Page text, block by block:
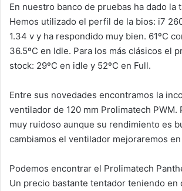
En nuestro banco de pruebas ha dado la
Hemos utilizado el perfil de la bios: i7
1.34 v y ha respondido muy bien. 61ºC
36.5ºC en Idle. Para los más clásicos el
stock: 29ºC en idle y 52ºC en Full.
Entre sus novedades encontramos la
ventilador de 120 mm Prolimatech PWM.
muy ruidoso aunque su rendimiento es
cambiamos el ventilador mejoraremos
Podemos encontrar el Prolimatech
Un precio bastante tentador teniendo en